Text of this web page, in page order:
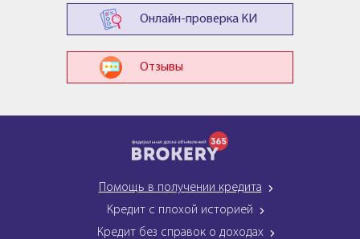
Онлайн-проверка КИ
Отзывы
Помощь в получении кредита
Кредит с плохой историей
Кредит без справок о доходах